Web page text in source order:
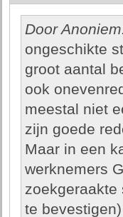
Door
ongeschikte
groot aantal
ook
meestal niet
zijn goede
Maar in een
werknemers
zoekgeraakte
te